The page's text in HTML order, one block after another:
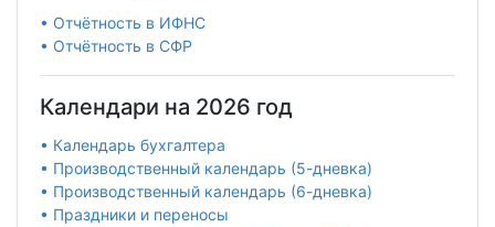
• Отчётность в ИФНС
• Отчётность в СФР
Календари на 2026 год
• Календарь бухгалтера
• Производственный календарь (5-дневка)
• Производственный календарь (6-дневка)
• Праздники и переносы